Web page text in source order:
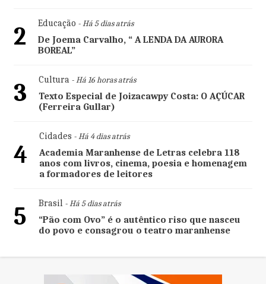
2 Educação - Há 5 dias atrás
De Joema Carvalho, “ A LENDA DA AURORA
BOREAL”
3 Cultura- Há 16 horas atrás
Texto Especial de Joizacawpy Costa: O AÇÚCAR
(Ferreira Gullar)
4
Cidades - Há 4 dias atrás
Academia Maranhense de Letras celebra 118
anos com livros, cinema, poesia e homenagem
a formadores de leitores
5 Brasil- Há 5 dias atrás
“Pão com Ovo” é o autêntico riso que nasceu
do povo e consagrou o teatro maranhense